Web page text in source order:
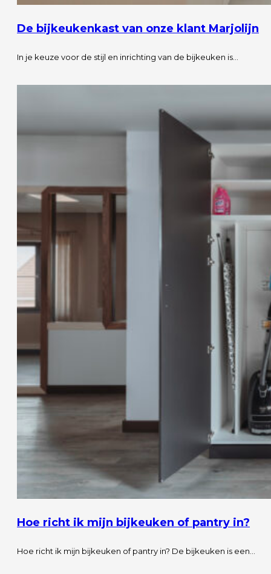
De bijkeukenkast van onze klant Marjolijn
In je keuze voor de stijl en inrichting van de bijkeuken is…
Hoe richt ik mijn bijkeuken of pantry in?
Hoe richt ik mijn bijkeuken of pantry in? De bijkeuken is een…